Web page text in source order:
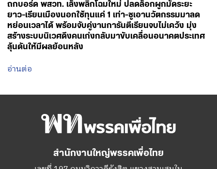
ถกบอร์ด พสวท. เล็งพลิกโฉมใหม่ ปลดล็อกผูกมัดระยะ
ยาว-เรียนเมืองนอกใช้ทุนแค่ 1 เท่า-ชูเอานวัตกรรมมาลด
หย่อนเวลาได้ พร้อมจับคู่งานการันตีเรียนจบไม่เคว้ง มุ่ง
สร้างระบบนิเวศดึงคนเก่งกลับมาขับเคลื่อนอนาคตประเทศ
ลุ้นดันให้มีผลย้อนหลัง
อ่านต่อ
สำนักงานใหญ่พรรคเพื่อไทย